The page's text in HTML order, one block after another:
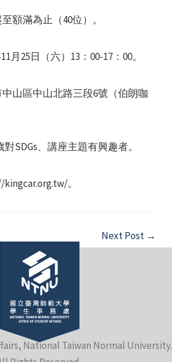
額滿為止（40位）。
月25日（六）13：00-17：00。
山區中山北路三段6號（伯朗咖
SDGs、講座主題有興趣者。
。
Next Post →
National Taiwan Normal University.